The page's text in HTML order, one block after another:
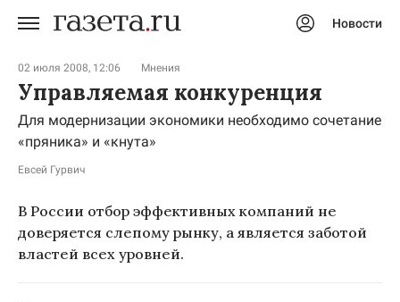
Новости
02 июля 2008, 12:06 Мнения
Управляемая конкуренция
Для модернизации экономики необходимо сочетание
«пряника» и «кнута»
Евсей Гурвич
В России отбор эффективных компаний не
доверяется слепому рынку, а является заботой
властей всех уровней.